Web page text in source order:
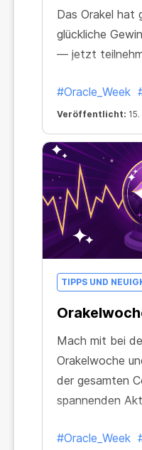
Das Orakel hat
glückliche
— jetzt
#Oracle_Week
Veröffentlicht:
TIPPS UND
Mach mit bei
Orakelwoche
der gesamten
spannenden
#Oracle_Week